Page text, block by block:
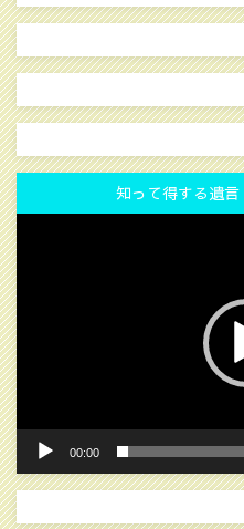
知って得する遺
動
画
プ
レ
ー
ヤ
ー
00:00